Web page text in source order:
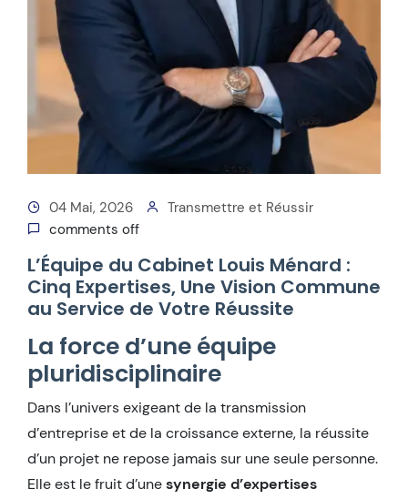
04 Mai, 2026
Transmettre et Réussir
comments off
L’Équipe du Cabinet Louis Ménard :
Cinq Expertises, Une Vision Commune
au Service de Votre Réussite
La force d’une équipe
pluridisciplinaire
Dans l’univers exigeant de la transmission
d’entreprise et de la croissance externe, la réussite
d’un projet ne repose jamais sur une seule personne.
Elle est le fruit d’unesynergie d’expertises